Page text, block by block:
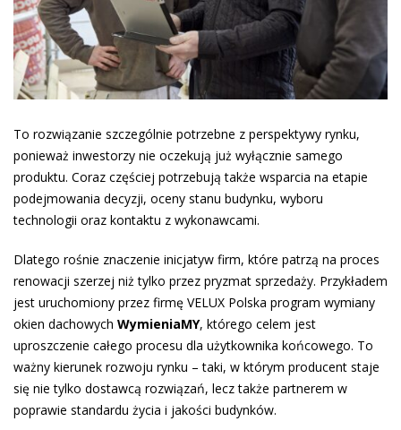
To rozwiązanie szczególnie potrzebne z perspektywy rynku,
ponieważ inwestorzy nie oczekują już wyłącznie samego
produktu. Coraz częściej potrzebują także wsparcia na etapie
podejmowania decyzji, oceny stanu budynku, wyboru
technologii oraz kontaktu z wykonawcami.
Dlatego rośnie znaczenie inicjatyw firm, które patrzą na proces
renowacji szerzej niż tylko przez pryzmat sprzedaży. Przykładem
jest uruchomiony przez firmę VELUX Polska program wymiany
okien dachowych WymieniaMY, którego celem jest
uproszczenie całego procesu dla użytkownika końcowego. To
ważny kierunek rozwoju rynku – taki, w którym producent staje
się nie tylko dostawcą rozwiązań, lecz także partnerem w
poprawie standardu życia i jakości budynków.